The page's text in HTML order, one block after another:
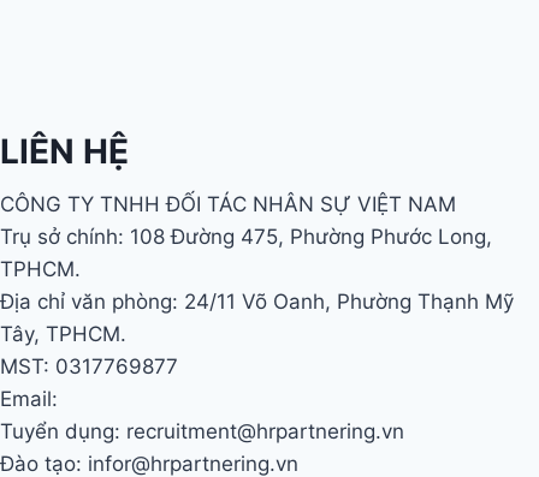
LIÊN HỆ
CÔNG TY TNHH ĐỐI TÁC NHÂN SỰ VIỆT NAM
Trụ sở chính: 108 Đường 475, Phường Phước Long,
TPHCM.
Địa chỉ văn phòng: 24/11 Võ Oanh, Phường Thạnh Mỹ
Tây, TPHCM.
MST: 0317769877
Email:
Tuyển dụng: recruitment@hrpartnering.vn
Đào tạo: infor@hrpartnering.vn